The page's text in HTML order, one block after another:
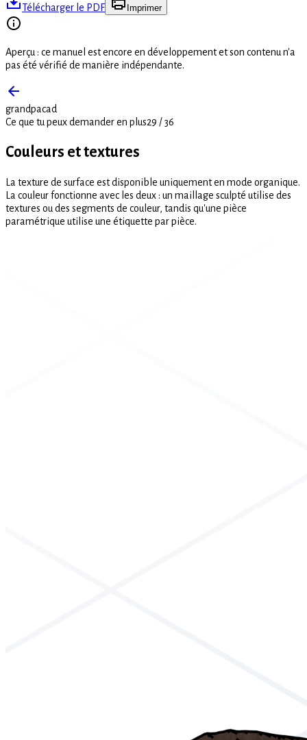
Télécharger le PDF
Imprimer
Aperçu : ce manuel est encore en développement et son contenu n'a
pas été vérifié de manière indépendante.
grandpacad
Ce que tu peux demander en plus29 /36
Couleurs et textures
La texture de surface est disponible uniquement en mode organique.
La couleur fonctionne avec les deux : un maillage sculpté utilise des
textures ou des segments de couleur, tandis qu'une pièce
paramétrique utilise une étiquette par pièce.